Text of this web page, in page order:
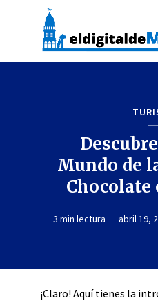
Mundo de
3 min lectura abril 19,
¡Claro! Aquí tienes la